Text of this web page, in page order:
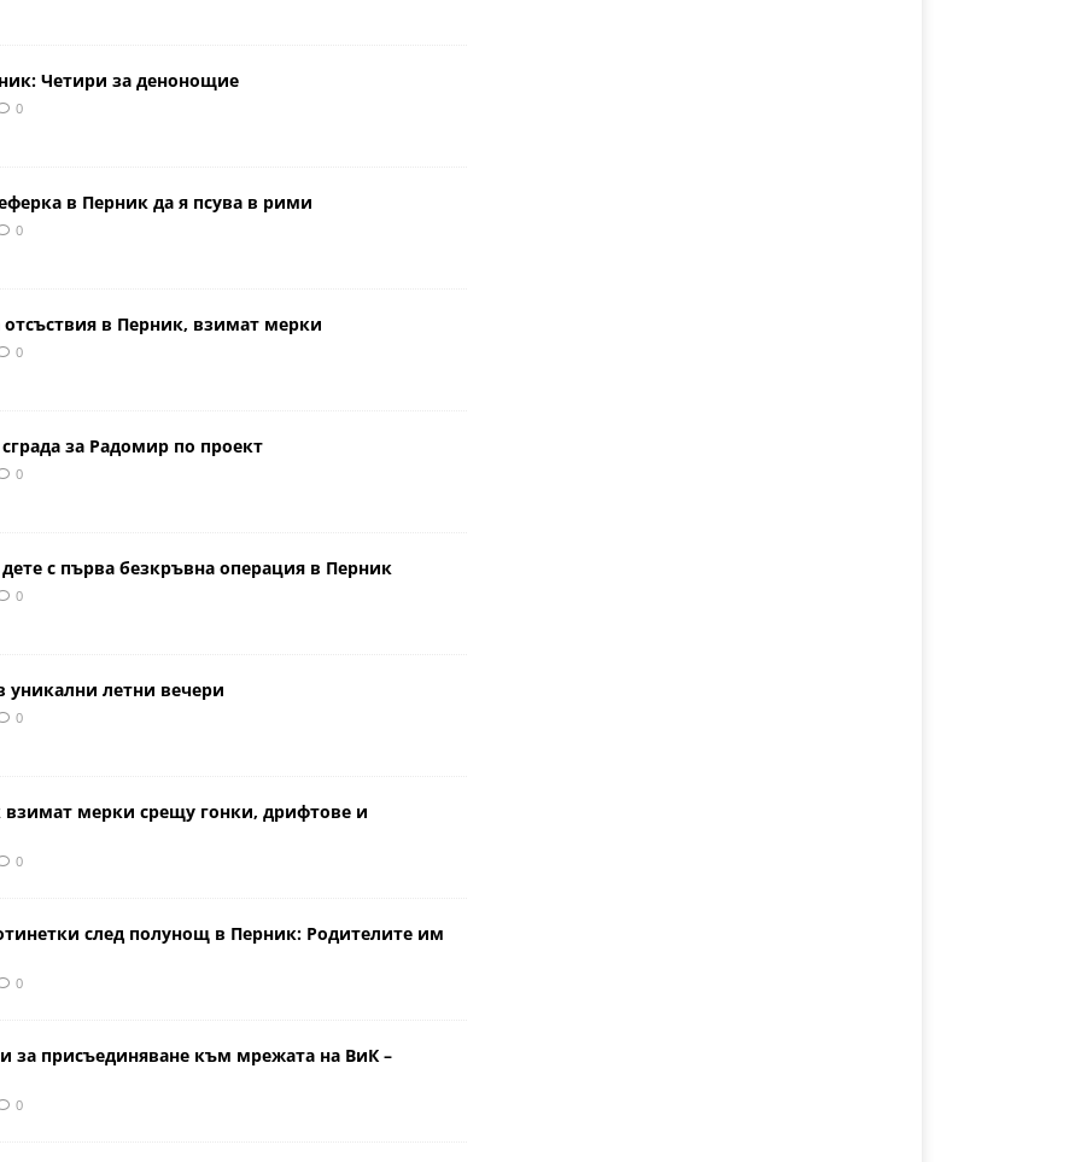
Четири за денонощие
0
в Перник да я псува в рими
0
в Перник, взимат мерки
0
за Радомир по проект
0
с първа безкръвна операция в Перник
0
летни вечери
0
мерки срещу гонки, дрифтове и
0
след полунощ в Перник: Родителите им
0
за присъединяване към мрежата на ВиК –
0